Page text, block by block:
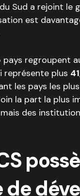
du Sud a rejoint
est
pays regroupent
représente plus
les pays les
la part la plus
des
de